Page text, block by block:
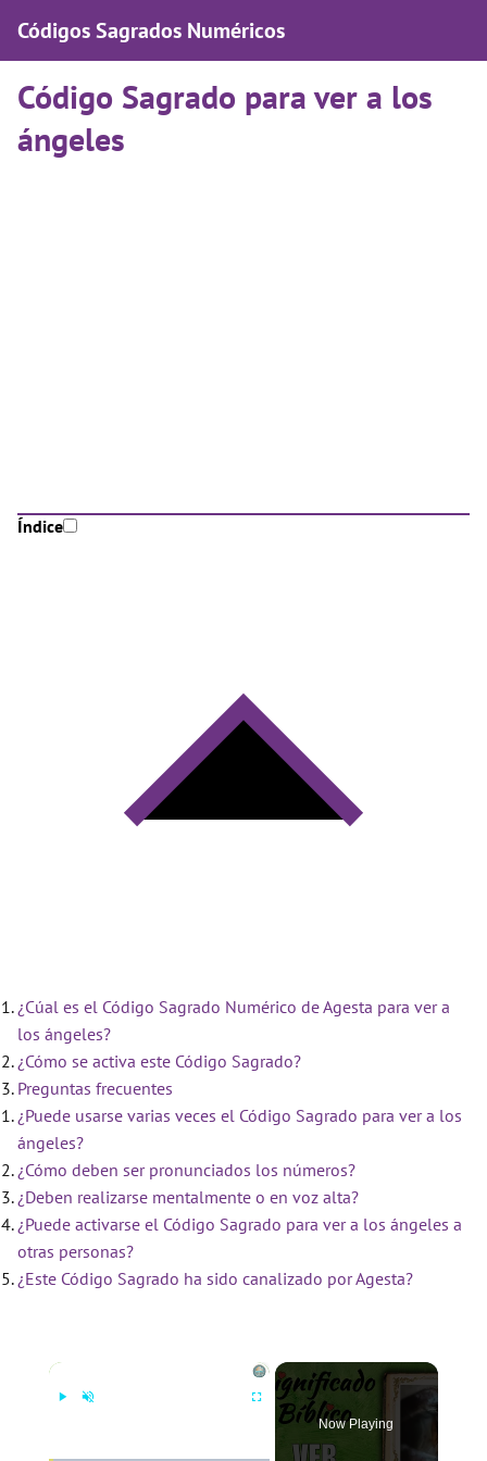
Códigos Sagrados Numéricos
Código Sagrado para ver a los
ángeles
Índice
¿Cúal es el Código Sagrado Numérico de Agesta para ver a
los ángeles?
¿Cómo se activa este Código Sagrado?
Preguntas frecuentes
¿Puede usarse varias veces el Código Sagrado para ver a los
ángeles?
¿Cómo deben ser pronunciados los números?
¿Deben realizarse mentalmente o en voz alta?
¿Puede activarse el Código Sagrado para ver a los ángeles a
otras personas?
¿Este Código Sagrado ha sido canalizado por Agesta?
×
Now Playing